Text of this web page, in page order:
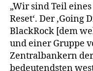
„Wir sind Teil
Reset‘. Der ‚Going
BlackRock [dem
und einer Gruppe
Zentralbankern
bedeutendsten